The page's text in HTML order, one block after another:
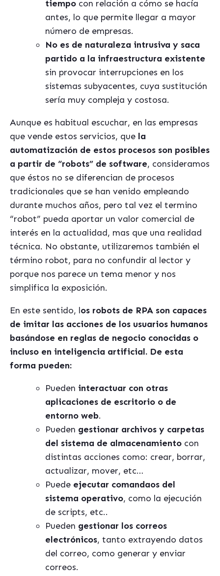
tiempo con relación a cómo se hacía
antes, lo que permite llegar a mayor
número de empresas.
No es de naturaleza intrusiva y saca
partido a la infraestructura existente
sin provocar interrupciones en los
sistemas subyacentes, cuya sustitución
sería muy compleja y costosa.
Aunque es habitual escuchar, en las empresas
que vende estos servicios, que la
automatización de estos procesos son posibles
a partir de “robots” de software, consideramos
que éstos no se diferencian de procesos
tradicionales que se han venido empleando
durante muchos años, pero tal vez el termino
“robot” pueda aportar un valor comercial de
interés en la actualidad, mas que una realidad
técnica. No obstante, utilizaremos también el
término robot, para no confundir al lector y
porque nos parece un tema menor y nos
simplifica la exposición.
En este sentido, los robots de RPA son capaces
de imitar las acciones de los usuarios humanos
basándose en reglas de negocio conocidas o
incluso en inteligencia artificial. De esta
forma pueden:
Pueden interactuar con otras
aplicaciones de escritorio o de
entorno web.
Pueden gestionar archivos y carpetas
del sistema de almacenamiento con
distintas acciones como: crear, borrar,
actualizar, mover, etc…
Puede ejecutar comandaos del
sistema operativo, como la ejecución
de scripts, etc..
Pueden gestionar los correos
electrónicos, tanto extrayendo datos
del correo, como generar y enviar
correos.